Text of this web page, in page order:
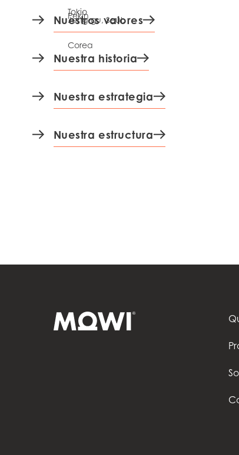
Pekín
Tokio
Jung-gu, Seúl,
Corea
Nuestros valores
Nuestra historia
Nuestra estrategia
Nuestra estructura